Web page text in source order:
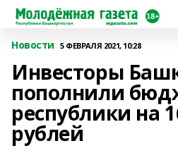
Новости 5 ФЕВРАЛЯ 2021, 10:28
Инвесторы
пополнили
республики на
рублей